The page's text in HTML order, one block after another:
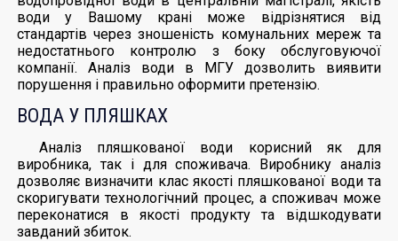
води у Вашому крані може відрізнятися від
стандартів через зношеність комунальних мереж та
недостатнього контролю з боку обслуговуючої
компанії. Аналіз води в МГУ дозволить виявити
порушення і правильно оформити претензію.
ВОДА У ПЛЯШКАХ
Аналіз пляшкованої води корисний як для
виробника, так і для споживача. Виробнику аналіз
дозволяє визначити клас якості пляшкованої води та
скоригувати технологічний процес, а споживач може
переконатися в якості продукту та відшкодувати
завданий збиток.